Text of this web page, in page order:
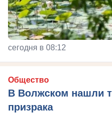
сегодня в 08:12
Общество
В Волжском нашли
призрака